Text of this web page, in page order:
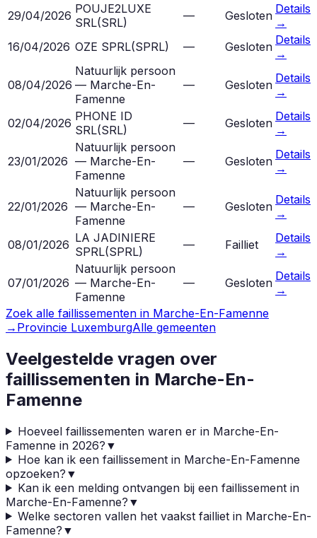
29/04/2026 POUJE2LUXE
SRL(SRL) — Gesloten Details
→
16/04/2026 OZE SPRL(SPRL) — Gesloten Details
→
08/04/2026
Natuurlijk persoon
— Marche-En-
Famenne
— Gesloten Details
→
02/04/2026 PHONE ID
SRL(SRL) — Gesloten Details
→
23/01/2026
Natuurlijk persoon
— Marche-En-
Famenne
— Gesloten Details
→
22/01/2026
Natuurlijk persoon
— Marche-En-
Famenne
— Gesloten Details
→
08/01/2026 LA JADINIERE
SPRL(SPRL) — Failliet
Details
→
07/01/2026
Natuurlijk persoon
— Marche-En-
Famenne
— Gesloten Details
→
Zoek alle faillissementen in Marche-En-Famenne
→ Provincie LuxemburgAlle gemeenten
Veelgestelde vragen over
faillissementen in Marche-En-
Famenne
Hoeveel faillissementen waren er in Marche-En-
Famenne in 2026? ▼
Hoe kan ik een faillissement in Marche-En-Famenne
opzoeken? ▼
Kan ik een melding ontvangen bij een faillissement in
Marche-En-Famenne? ▼
Welke sectoren vallen het vaakst failliet in Marche-En-
Famenne? ▼